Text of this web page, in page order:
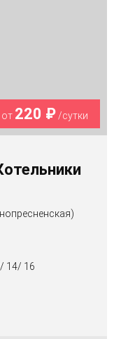
от 220 ₽/сутки
14/ 16